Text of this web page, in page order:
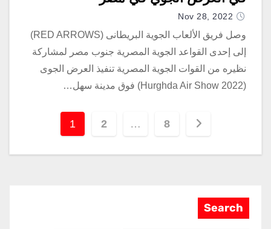
Nov 28, 2022
وصل فريق الألعاب الجوية البريطانى (RED ARROWS)
إلى إحدى القواعد الجوية المصرية جنوب مصر لمشاركة
نظيره من القوات الجوية المصرية تنفيذ العرض الجوى
(Hurghda Air Show 2022) فوق مدينة سهل…
1 2 … 8
Search